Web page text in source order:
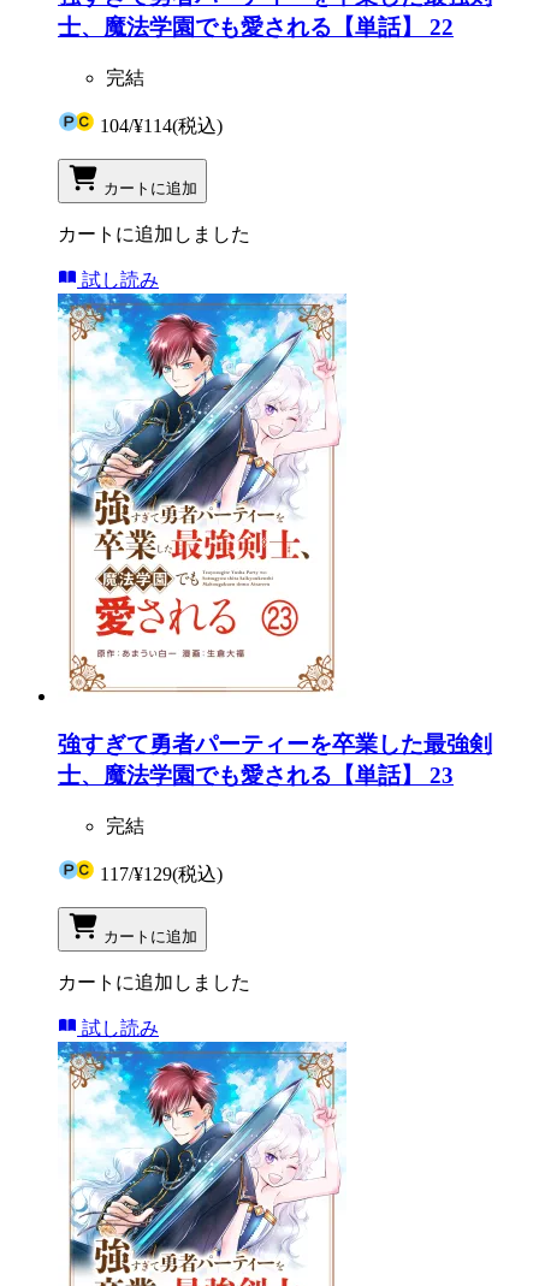
士、魔法学園でも愛される【単話】 22
完結
104/¥114(税込)
カートに追加
カートに追加しました
試し読み
強すぎて勇者パーティーを卒業した最強剣
士、魔法学園でも愛される【単話】 23
完結
117/¥129(税込)
カートに追加
カートに追加しました
試し読み